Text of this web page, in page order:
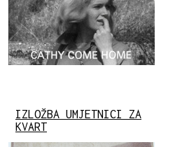
IZLOŽBA UMJETNICI ZA
KVART